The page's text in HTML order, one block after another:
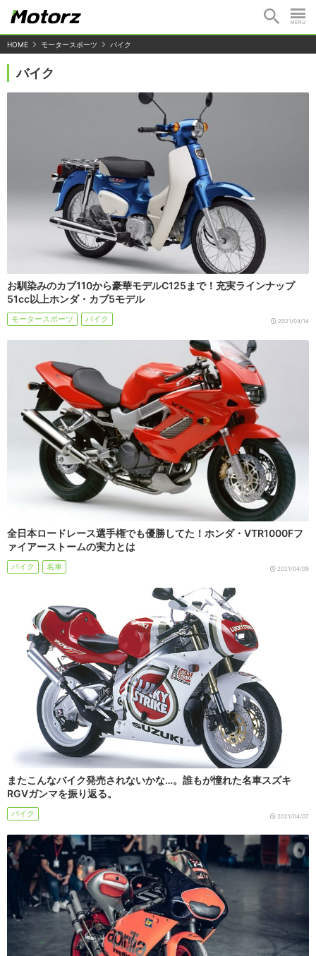
HOME モータースポーツ バイク
バイク
お馴染みのカブ110から豪華モデルC125まで！充実ラインナップ
51cc以上ホンダ・カブ5モデル
モータースポーツ バイク 2021/04/14
全日本ロードレース選手権でも優勝してた！ホンダ・VTR1000Fフ
ァイアーストームの実力とは
バイク 名車 2021/04/09
またこんなバイク発売されないかな…。誰もが憧れた名車スズキ
RGVガンマを振り返る。
バイク 2021/04/07